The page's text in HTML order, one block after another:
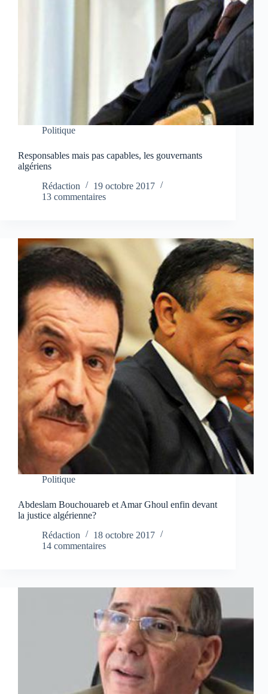
Politique
Responsables mais pas capables, les gouvernants
algériens
Rédaction
19 octobre 2017
13 commentaires
Politique
Abdeslam Bouchouareb et Amar Ghoul enfin devant
la justice algérienne?
Rédaction
18 octobre 2017
14 commentaires